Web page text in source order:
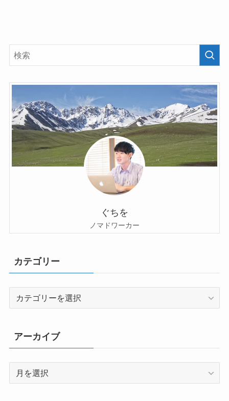
ぐちを
ノマドワーカー
カテゴリー
リ
ー
アーカイブ